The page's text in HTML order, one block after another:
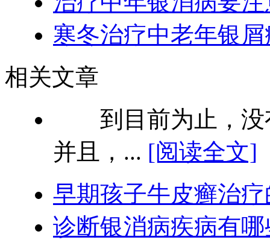
寒冬治疗中老年银
相关文章
到目前为止，没
并且，... [阅读全文]
早期孩子牛皮癣治
诊断银消病疾病有